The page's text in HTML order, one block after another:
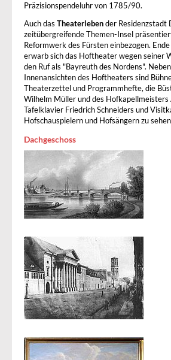
Präzisionspendeluhr von 1785/90.
Auch das Theaterleben der Residenzstadt
zeitübergreifende Themen-Insel
Reformwerk des Fürsten einbezogen.
erwarb sich das Hoftheater wegen seiner
den Ruf als "Bayreuth des Nordens".
Innenansichten des Hoftheaters sind
Theaterzettel und Programmhefte, die
Wilhelm Müller und des Hofkapellmeisters
Tafelklavier Friedrich Schneiders und
Hofschauspielern und Hofsängern zu
Dachgeschoss